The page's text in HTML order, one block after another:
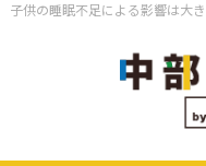
子供の睡眠不足による影響は大